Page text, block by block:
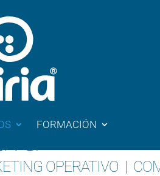
FORMACIÓN
OPERATIVO |